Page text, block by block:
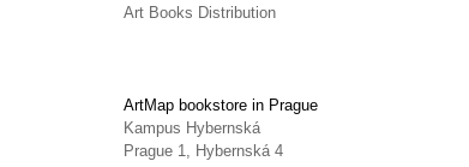
Art Books Distribution
ArtMap bookstore in Prague
Kampus Hybernská
Prague 1, Hybernská 4